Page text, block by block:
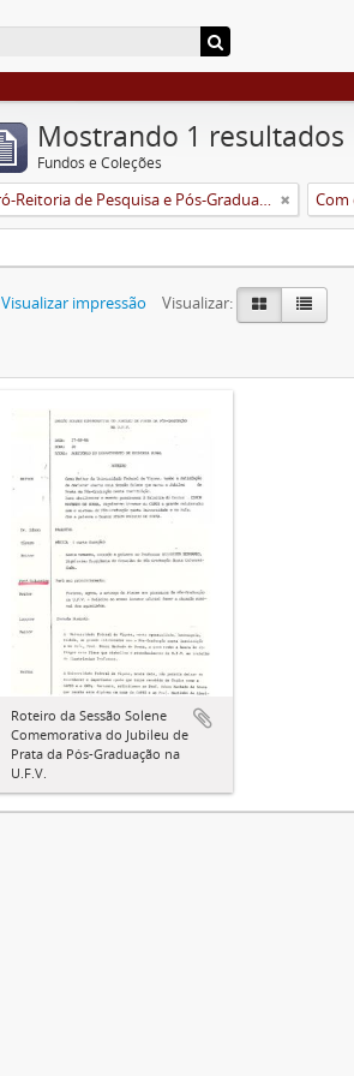
Mostrando 1 resultados
Fundos e Coleções
Pró-Reitoria de Pesquisa e Pós-Graduação Com
Visualizar impressão
Visualizar:
Roteiro da Sessão Solene
Comemorativa do Jubileu de
Prata da Pós-Graduação na
U.F.V.